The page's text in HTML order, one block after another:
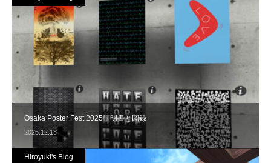
Osaka Poster Fest 2025証明書と図録
2025.12.18
Hiroyuki's Blog